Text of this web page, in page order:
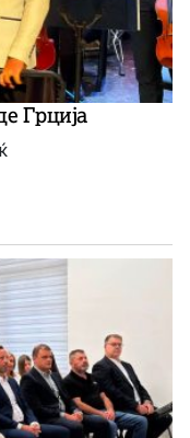
Грција